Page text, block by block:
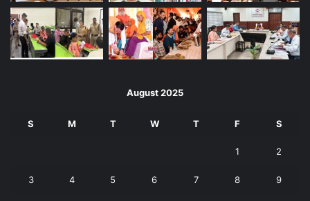
August 2025
S M T W T F S
1 2
3 4 5 6 7 8 9